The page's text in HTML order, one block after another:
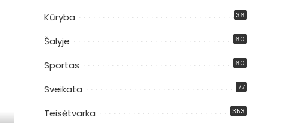
Kūryba 36
Šalyje 60
Sportas 60
Sveikata 77
Teisėtvarka 353